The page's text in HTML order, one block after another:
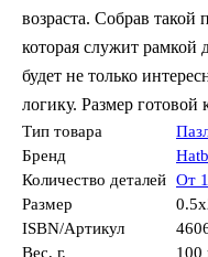
возраста. Собрав
которая служит рамкой
будет не только
логику. Размер
Тип товара
Бренд
Количество деталей От
Размер
ISBN/Артикул
Вес, г.
100